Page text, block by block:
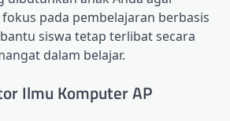
pada pembelajaran berbasis
siswa tetap terlibat secara
dalam belajar.
Ilmu Komputer AP